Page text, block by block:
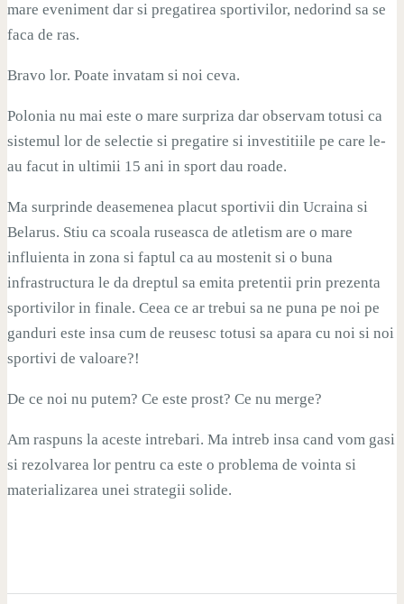
mare eveniment dar si pregatirea sportivilor, nedorind sa se
faca de ras.
Bravo lor. Poate invatam si noi ceva.
Polonia nu mai este o mare surpriza dar observam totusi ca
sistemul lor de selectie si pregatire si investitiile pe care le-
au facut in ultimii 15 ani in sport dau roade.
Ma surprinde deasemenea placut sportivii din Ucraina si
Belarus. Stiu ca scoala ruseasca de atletism are o mare
influienta in zona si faptul ca au mostenit si o buna
infrastructura le da dreptul sa emita pretentii prin prezenta
sportivilor in finale. Ceea ce ar trebui sa ne puna pe noi pe
ganduri este insa cum de reusesc totusi sa apara cu noi si noi
sportivi de valoare?!
De ce noi nu putem? Ce este prost? Ce nu merge?
Am raspuns la aceste intrebari. Ma intreb insa cand vom gasi
si rezolvarea lor pentru ca este o problema de vointa si
materializarea unei strategii solide.